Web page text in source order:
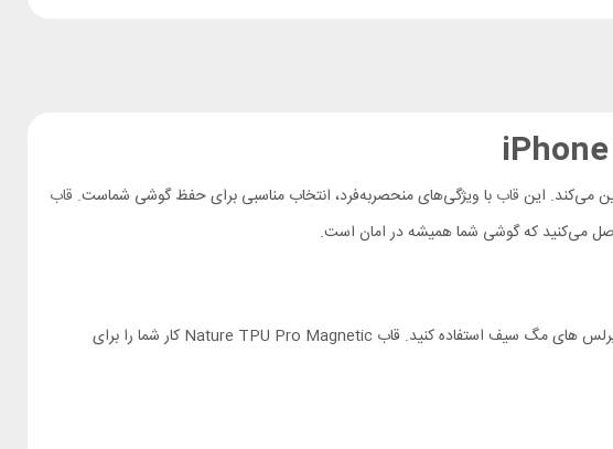
قاب با ویژگی‌های منحصربه‌فرد، انتخاب مناسبی برای حفظ گوشی شماست. قاب
می‌کنید که گوشی شما همیشه در امان است.
نیلکین این قاب را با خاصیت مگنتی و سازگار با شارژر مگنتی مگ سیف MagSafe طراحی کرده است. از این رو شما می توانید از شارژ وایرلس های مگ سیف استفاده کنید. قاب Nature TPU Pro Magnetic کار شما را برای